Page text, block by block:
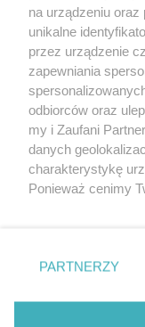
O FIRMIE
REKLAMA
Aktualności
Tcz24
Historia miasta
na urządzeniu
unikalne
przez urządzenie
zapewniania
odbiorców oraz
my i Zaufani
danych
charakterystykę
Ponieważ cenimy
znajdujący się w
PARTNERZY